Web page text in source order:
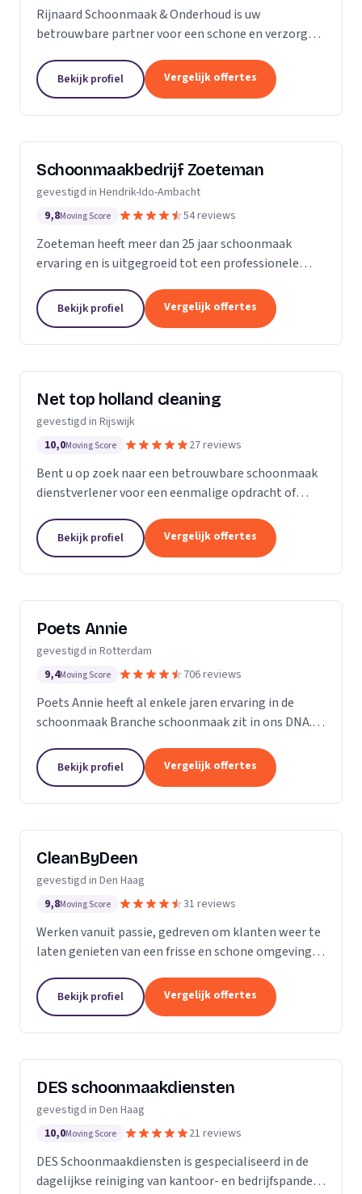
Rijnaard Schoonmaak & Onderhoud is uw
betrouwbare partner voor een schone en verzorgde
goed georganiseerd schoonmaakbedrijf uit
Zoetermeer, bieden wij...
Bekijk profiel Vergelijk offertes
Schoonmaakbedrijf Zoeteman
gevestigd in Hendrik-Ido-Ambacht
9,8Moving Score 54 reviews
Zoeteman heeft meer dan 25 jaar schoonmaak
ervaring en is uitgegroeid tot een professionele
medewerkers zijn we actief in de regio Rotterdam,...
Bekijk profiel Vergelijk offertes
Net top holland cleaning
gevestigd in Rijswijk
10,0Moving Score 27 reviews
Bent u op zoek naar een betrouwbare schoonmaak
dienstverlener voor een eenmalige opdracht of
groeiende onderneming die zich uit wilt breiden in
het vak.
Bekijk profiel Vergelijk offertes
Poets Annie
gevestigd in Rotterdam
9,4Moving Score 706 reviews
Poets Annie heeft al enkele jaren ervaring in de
schoonmaak Branche schoonmaak zit in ons DNA.
Kantoor panden Scholen Zwembaden Vakantie
parkeren Traphuizen...
Bekijk profiel Vergelijk offertes
CleanByDeen
gevestigd in Den Haag
9,8Moving Score 31 reviews
Werken vanuit passie, gedreven om klanten weer te
laten genieten van een frisse en schone omgeving.
Beleef het weer als nieuw! Het bedrijf voor uw...
Bekijk profiel Vergelijk offertes
DES schoonmaakdiensten
gevestigd in Den Haag
10,0Moving Score 21 reviews
DES Schoonmaakdiensten is gespecialiseerd in de
dagelijkse reiniging van kantoor- en bedrijfspanden